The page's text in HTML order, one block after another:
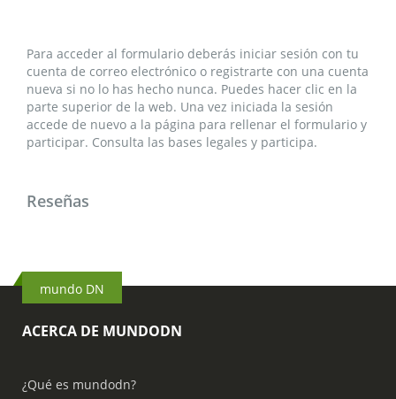
Para acceder al formulario deberás iniciar sesión con tu
cuenta de correo electrónico o registrarte con una cuenta
nueva si no lo has hecho nunca. Puedes hacer clic en la
parte superior de la web. Una vez iniciada la sesión
accede de nuevo a la página para rellenar el formulario y
participar. Consulta las bases legales y participa.
Reseñas
mundo DN
ACERCA DE MUNDODN
¿Qué es mundodn?